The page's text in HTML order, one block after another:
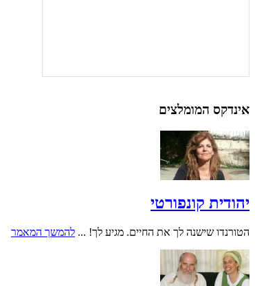
אינדקס המומלצים
יהודית קונפורטי
הטורנדו שישנה לך את החיים. מגיע לך! ... להמשך המאמר